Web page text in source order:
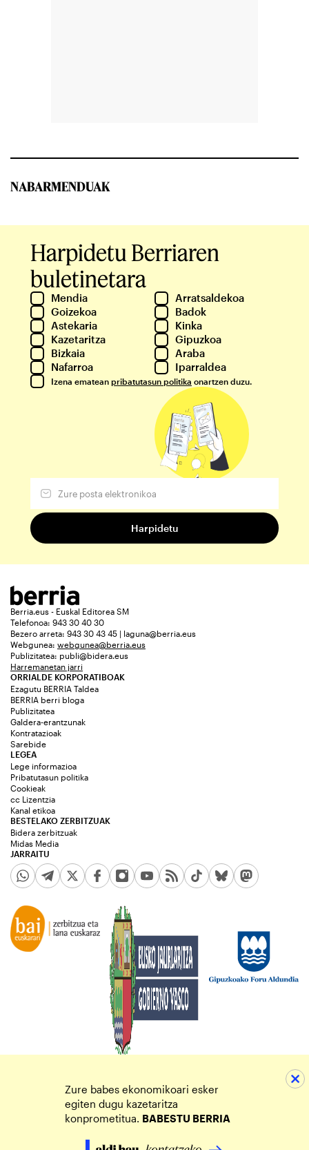
NABARMENDUAK
Harpidetu Berriaren
buletinetara
Mendia
Arratsaldekoa
Goizekoa
Badok
Astekaria
Kinka
Kazetaritza
Gipuzkoa
Bizkaia
Araba
Nafarroa
Iparraldea
Izena ematean pribatutasun politika onartzen duzu.
Berria.eus - Euskal Editorea SM
Telefonoa: 943 30 40 30
Bezero arreta: 943 30 43 45 | laguna@berria.eus
Webgunea: webgunea@berria.eus
Publizitatea: publi@bidera.eus
Harremanetan jarri
ORRIALDE KORPORATIBOAK
Ezagutu BERRIA Taldea
BERRIA berri bloga
Publizitatea
Galdera-erantzunak
Kontratazioak
Sarebide
JARRAITU
LEGEA
Lege informazioa
Pribatutasun politika
Cookieak
cc Lizentzia
Kanal etikoa
BESTELAKO ZERBITZUAK
Bidera zerbitzuak
Midas Media
Zure babes ekonomikoari esker
egiten dugu kazetaritza
konprometitua. BABESTU BERRIA